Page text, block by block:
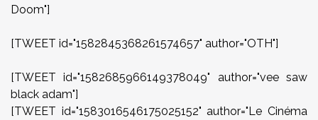
Doom"]
[TWEET id="1582845368261574657" author="OTH"]
[TWEET id="1582685966149378049" author="vee saw
black adam"]
[TWEET id="1583016546175025152" author="Le Cinéma